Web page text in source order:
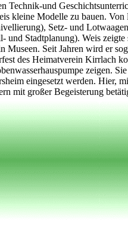
Technik-und
kleine Modelle zu bauen.
Setz- und
und Stadtplanung). Weis
Museen. Seit Jahren wird er
des Heimatverein Kirrlach
zeigen.
eingesetzt werden. Hier,
mit großer Begeisterung